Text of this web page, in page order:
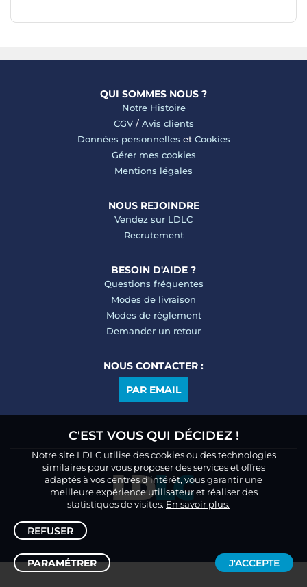
QUI SOMMES NOUS ?
Notre Histoire
CGV/ Avis clients
Données personnelles et Cookies
Gérer mes cookies
Mentions légales
NOUS REJOINDRE
Vendez sur LDLC
Recrutement
BESOIN D'AIDE ?
Questions fréquentes
Modes de livraison
Modes de règlement
Demander un retour
NOUS CONTACTER :
PAR EMAIL
C'EST VOUS QUI DÉCIDEZ !
Notre site LDLC utilise des cookies ou des technologies
similaires pour vous proposer des services et offres
adaptés à vos centres d’intérêt, vous garantir une
meilleure expérience utilisateur et réaliser des
statistiques de visites. En savoir plus.
REFUSER
PARAMÉTRER J'ACCEPTE